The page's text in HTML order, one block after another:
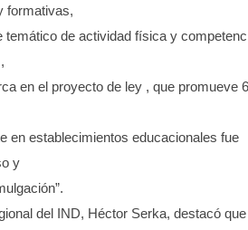
formativas,
temático de actividad física y
en el proyecto de ley , que promueve
en establecimientos educacionales fue
y
del IND, Héctor Serka, destacó que